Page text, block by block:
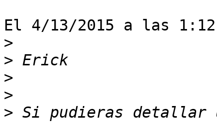
El 4/13/2015 a las
>
>
>
>
> Si pudieras detallar